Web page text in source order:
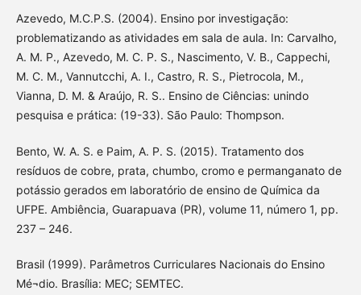
Azevedo, M.C.P.S. (2004). Ensino por investigação:
problematizando as atividades em sala de aula. In: Carvalho,
A. M. P., Azevedo, M. C. P. S., Nascimento, V. B., Cappechi,
M. C. M., Vannutcchi, A. I., Castro, R. S., Pietrocola, M.,
Vianna, D. M. & Araújo, R. S.. Ensino de Ciências: unindo
pesquisa e prática: (19-33). São Paulo: Thompson.
Bento, W. A. S. e Paim, A. P. S. (2015). Tratamento dos
resíduos de cobre, prata, chumbo, cromo e permanganato de
potássio gerados em laboratório de ensino de Química da
UFPE. Ambiência, Guarapuava (PR), volume 11, número 1, pp.
237 – 246.
Brasil (1999). Parâmetros Curriculares Nacionais do Ensino
Mé¬dio. Brasília: MEC; SEMTEC.